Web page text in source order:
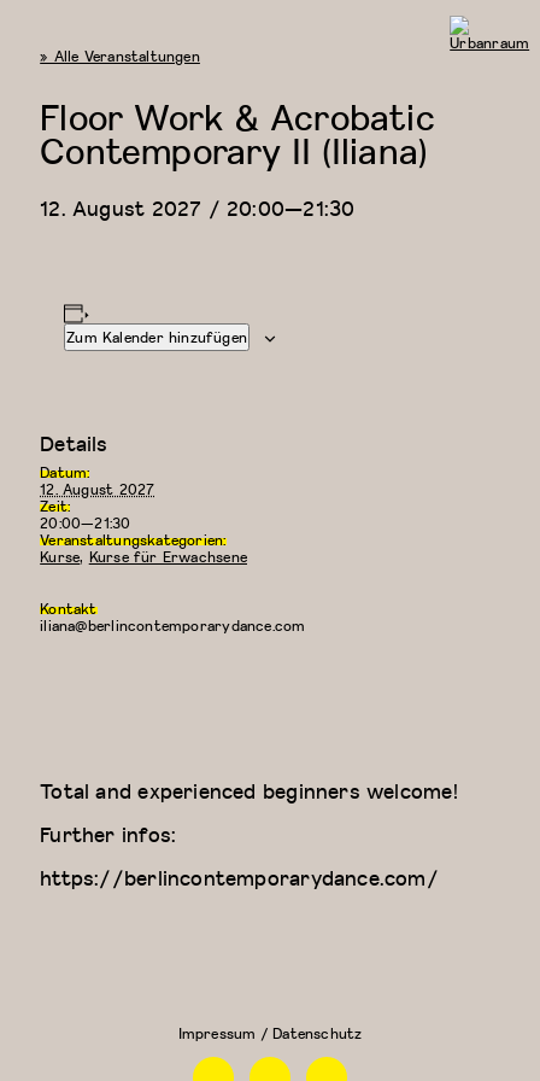
« Alle Veranstaltungen
Floor Work & Acrobatic
Contemporary II (Iliana)
12. August 2027 / 20:00—21:30
Total and experienced beginners welcome!
Further infos:
https://berlincontemporarydance.com/
Zum Kalender hinzufügen
Details
Datum:
12. August 2027
Zeit:
20:00—21:30
Veranstaltungskategorien:
Kurse, Kurse für Erwachsene
Kontakt
iliana@berlincontemporarydance.com
Impressum / Datenschutz
FacebookInstagramLinkedin